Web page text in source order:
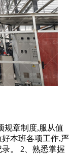
规章制度,服从值
本班各项工作,严
。 2、熟悉掌握